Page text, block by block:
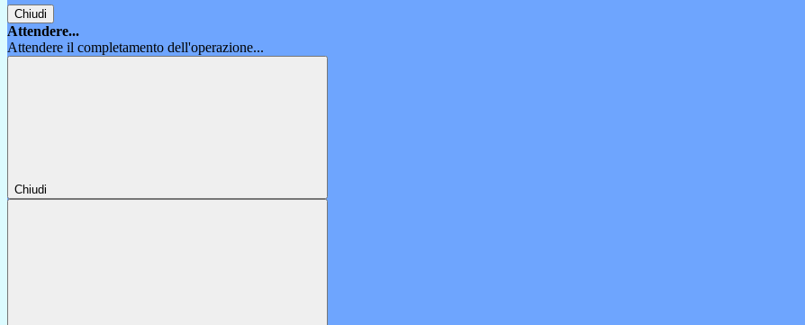
Chiudi
Attendere...
Attendere il completamento dell'operazione...
Chiudi